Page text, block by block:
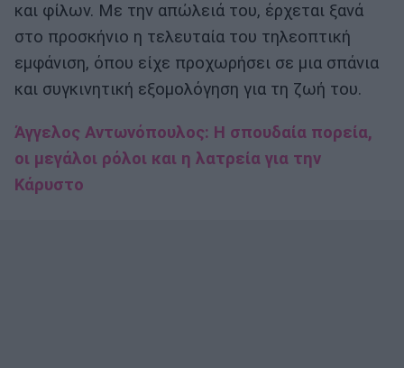
και φίλων. Με την απώλειά του, έρχεται ξανά
στο προσκήνιο η τελευταία του τηλεοπτική
εμφάνιση, όπου είχε προχωρήσει σε μια σπάνια
και συγκινητική εξομολόγηση για τη ζωή του.
Άγγελος Αντωνόπουλος: Η σπουδαία πορεία,
οι μεγάλοι ρόλοι και η λατρεία για την
Κάρυστο